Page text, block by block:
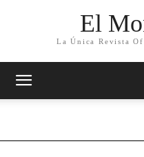
El
La Única Revista